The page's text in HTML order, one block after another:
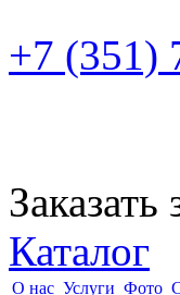
+7 (351)
Заказать
Каталог
О нас Услуги Фото